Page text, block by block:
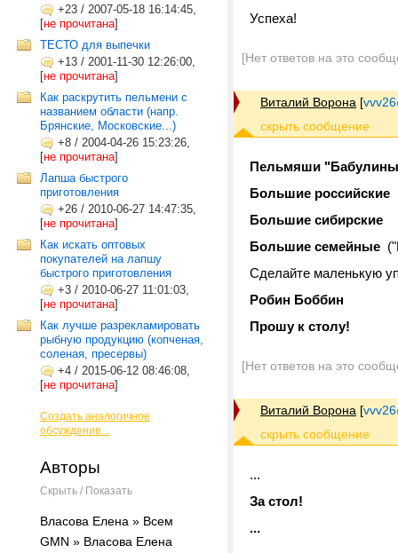
+23 / 2007-05-18 16:14:45,
[не прочитана]
ТЕСТО для выпечки
+13 / 2001-11-30 12:26:00,
[не прочитана]
Как раскрутить пельмени с
названием области (напр.
Брянские, Московские...)
+8 / 2004-04-26 15:23:26,
[не прочитана]
Лапша быстрого
приготовления
+26 / 2010-06-27 14:47:35,
[не прочитана]
Как искать оптовых
покупателей на лапшу
быстрого приготовления
+3 / 2010-06-27 11:01:03,
[не прочитана]
Как лучше разрекламировать
рыбную продукцию (копченая,
соленая, пресервы)
+4 / 2015-06-12 08:46:08,
[не прочитана]
Создать аналогичное
обсуждение...
Авторы
Скрыть / Показать
Власова Елена » Всем
GMN » Власова Елена
Успеха!
[Нет ответов на это
Виталий Ворона [
Пельмяши
Большие российские
Большие сибирские
Большие семейные
Сделайте маленькую
Робин Боббин
Прошу к столу!
[Нет ответов на это
Виталий Ворона [
...
За стол!
...